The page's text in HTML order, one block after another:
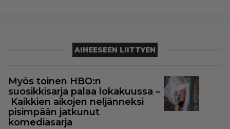
AIHEESEEN LIITTYEN
Myös toinen HBO:n
suosikkisarja palaa lokakuussa –
Kaikkien aikojen neljänneksi
pisimpään jatkunut
komediasarja